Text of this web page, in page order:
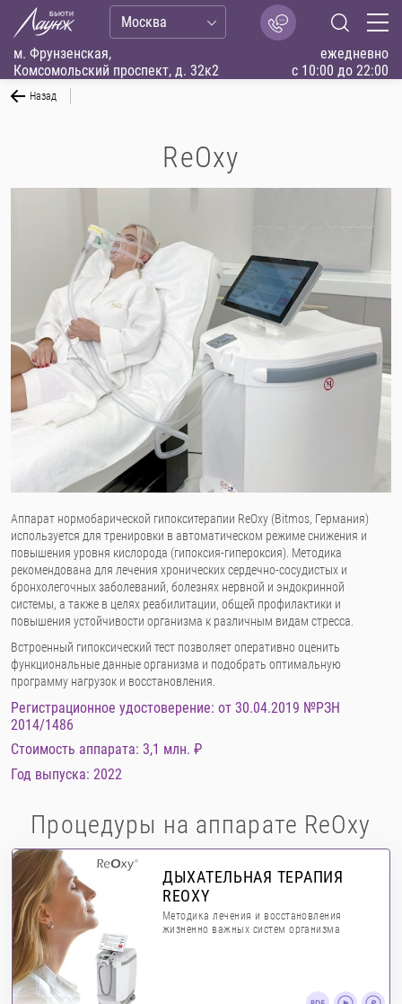
м. Фрунзенская,
Комсомольский проспект, д. 32к2
ежедневно
с 10:00 до 22:00
Москва
Назад
ReOxy
Аппарат нормобарической гипокситерапии ReOxy (Bitmos, Германия)
используется для тренировки в автоматическом режиме снижения и
повышения уровня кислорода (гипоксия-гипероксия). Методика
рекомендована для лечения хронических сердечно-сосудистых и
бронхолегочных заболеваний, болезнях нервной и эндокринной
системы, а также в целях реабилитации, общей профилактики и
повышения устойчивости организма к различным видам стресса.
Встроенный гипоксический тест позволяет оперативно оценить
функциональные данные организма и подобрать оптимальную
программу нагрузок и восстановления.
Регистрационное удостоверение: от 30.04.2019 №РЗН
2014/1486
Стоимость аппарата: 3,1 млн. ₽
Год выпуска: 2022
Процедуры на аппарате ReOxy
ДЫХАТЕЛЬНАЯ ТЕРАПИЯ
REOXY
Методика лечения и восстановления
жизненно важных систем организма